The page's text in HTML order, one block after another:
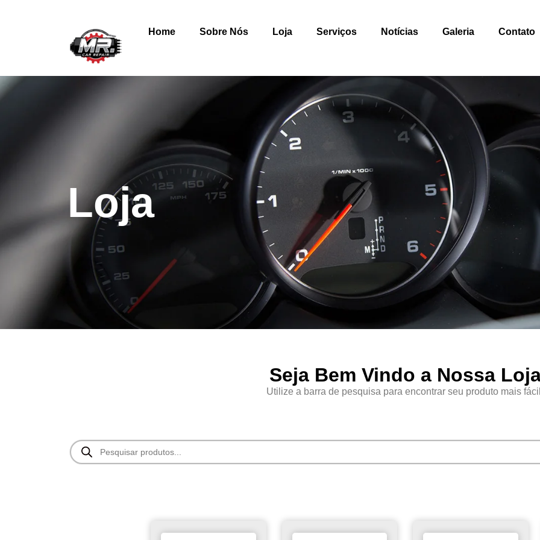
Home Sobre Nós Loja Serviços Notícias Galeria Contato
Loja
Seja Bem Vindo a Nossa
Utilize a barra de pesquisa para encontrar seu produto mais